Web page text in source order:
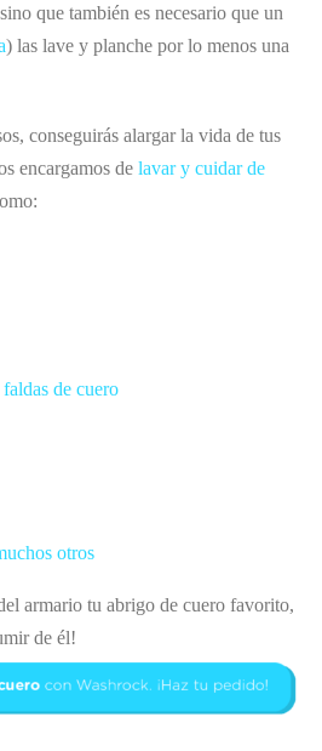
que también es necesario que un
) las lave y planche por lo menos una
conseguirás alargar la vida de tus
encargamos de lavar y cuidar de
de cuero
otros
armario tu abrigo de cuero favorito,
de él!